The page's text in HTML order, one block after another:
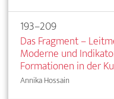
193–209
Das Fragment –
Moderne und
Formationen in der
Annika Hossain